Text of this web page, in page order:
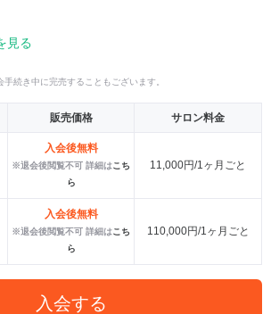
見る
手続き中に完売することもございます。
販売価格 サロン料金
入会後無料
※退会後閲覧不可 詳細はこち
ら
11,000円/1ヶ月ごと
入会後無料
※退会後閲覧不可 詳細はこち
ら
110,000円/1ヶ月ごと
入会する